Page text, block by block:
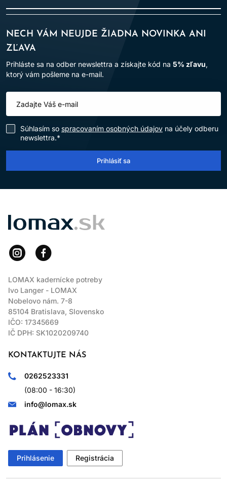
NECH VÁM NEUJDE ŽIADNA NOVINKA ANI
ZĽAVA
Prihláste sa na odber newslettra a získajte kód na 5% zľavu,
ktorý vám pošleme na e-mail.
Súhlasím so spracovaním osobných údajov na účely odberu
newslettra.*
Prihlásiť sa
LOMAX
LOMAX kadernícke potreby
Ivo Langer - LOMAX
Nobelovo nám. 7-8
85104 Bratislava, Slovensko
IČO: 17345669
IČ DPH: SK1020209740
KONTAKTUJTE NÁS
0262523331
(08:00 - 16:30)
info@lomax.sk
Prihlásenie Registrácia